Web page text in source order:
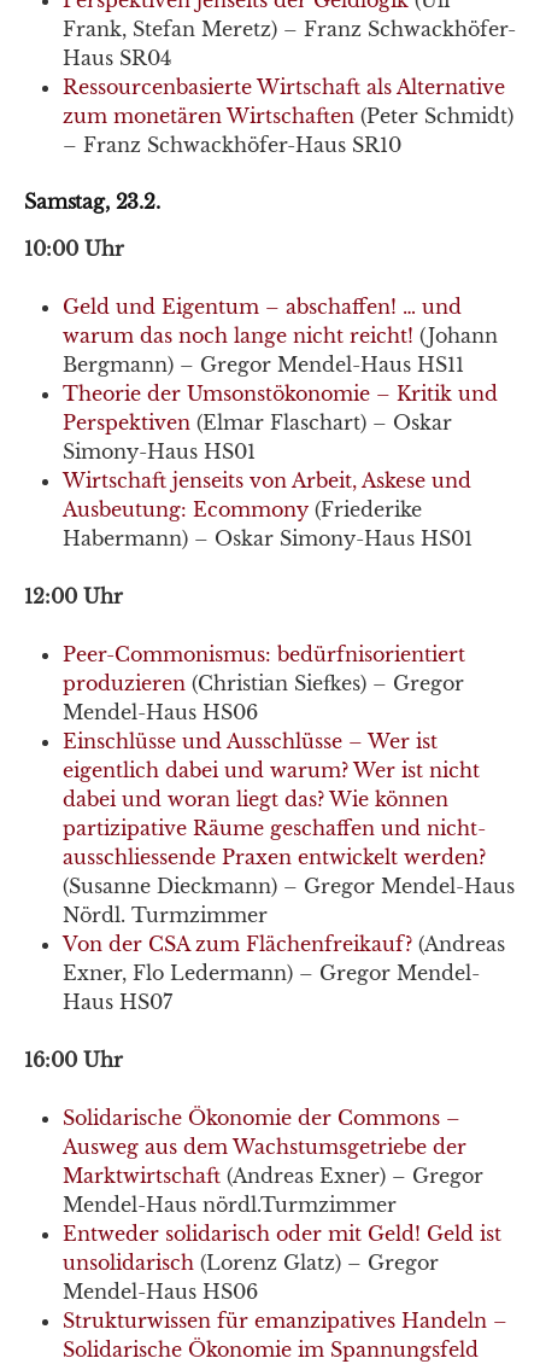
Frank, Stefan Meretz) – Franz Schwackhöfer-
Haus SR04
Ressourcenbasierte Wirtschaft als Alternative
zum monetären Wirtschaften (Peter Schmidt)
– Franz Schwackhöfer-Haus SR10
Samstag, 23.2.
10:00 Uhr
Geld und Eigentum – abschaffen! … und
warum das noch lange nicht reicht! (Johann
Bergmann) – Gregor Mendel-Haus HS11
Theorie der Umsonstökonomie – Kritik und
Perspektiven (Elmar Flaschart) – Oskar
Simony-Haus HS01
Wirtschaft jenseits von Arbeit, Askese und
Ausbeutung: Ecommony (Friederike
Habermann) – Oskar Simony-Haus HS01
12:00 Uhr
Peer-Commonismus: bedürfnisorientiert
produzieren (Christian Siefkes) – Gregor
Mendel-Haus HS06
Einschlüsse und Ausschlüsse – Wer ist
eigentlich dabei und warum? Wer ist nicht
dabei und woran liegt das? Wie können
partizipative Räume geschaffen und nicht-
ausschliessende Praxen entwickelt werden?
(Susanne Dieckmann) – Gregor Mendel-Haus
Nördl. Turmzimmer
Von der CSA zum Flächenfreikauf? (Andreas
Exner, Flo Ledermann) – Gregor Mendel-
Haus HS07
16:00 Uhr
Solidarische Ökonomie der Commons –
Ausweg aus dem Wachstumsgetriebe der
Marktwirtschaft (Andreas Exner) – Gregor
Mendel-Haus nördl.Turmzimmer
Entweder solidarisch oder mit Geld! Geld ist
unsolidarisch (Lorenz Glatz) – Gregor
Mendel-Haus HS06
Strukturwissen für emanzipatives Handeln –
Solidarische Ökonomie im Spannungsfeld